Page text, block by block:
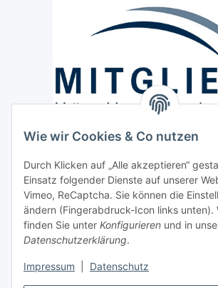
Wie wir Cookies & Co nutzen
Durch Klicken auf „Alle akzeptieren“
Einsatz folgender Dienste auf unserer
Vimeo, ReCaptcha. Sie können die
ändern (Fingerabdruck-Icon links unten).
finden Sie unter Konfigurieren und in
Datenschutzerklärung.
Impressum Datenschutz
Paketdienst und Spedition
Regionaler Lieferservice im Umkreis
Sicherheit